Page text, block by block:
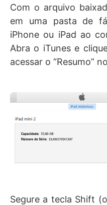
Com o arquivo
em uma pasta de
iPhone ou iPad ao
Abra o iTunes e
acessar o “Resumo”
Segure a tecla Shift